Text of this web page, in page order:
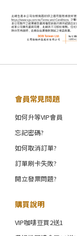
會員常見問題
如何升等VIP會員
忘記密碼?
如何取消訂單?
訂單刷卡失敗?
開立發票問題?
購買說明
VIP咖啡豆買2送1